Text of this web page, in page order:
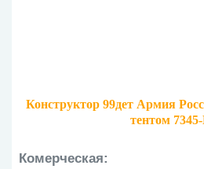
Конструктор 99дет Армия
тентом
Комерческая: